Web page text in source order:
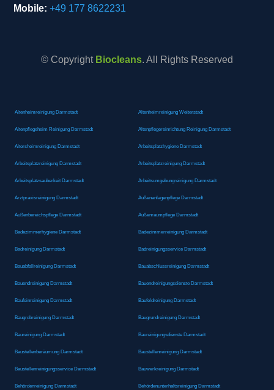
Mobile: +49 177 8622231
© Copyright Biocleans. All Rights Reserved
Altenheimreinigung Darmstadt Altenheimreinigung Weiterstadt
Altenpflegeheim Reinigung Darmstadt Altenpflegereinrichtung Reinigung Darmstadt
Altersheimreinigung Darmstadt Arbeitsplatzhygiene Darmstadt
Arbeitsplatzreinigung Darmstadt Arbeitsplatzreinigung Darmstadt
Arbeitsplatzsauberkeit Darmstadt Arbeitsumgebungreinigung Darmstadt
Arztpraxisreinigung Darmstadt Außenanlagenpflege Darmstadt
Außenbereichspflege Darmstadt Außenraumpflege Darmstadt
Badezimmerhygiene Darmstadt Badezimmerreinigung Darmstadt
Badreinigung Darmstadt Badreinigungsservice Darmstadt
Bauabfallreinigung Darmstadt Bauabschlussreinigung Darmstadt
Bauendreinigung Darmstadt Bauendreinigungsdienste Darmstadt
Baufeinreinigung Darmstadt Baufeldreinigung Darmstadt
Baugrobreinigung Darmstadt Baugrundreinigung Darmstadt
Baureinigung Darmstadt Baureinigungsdienste Darmstadt
Baustellenberäumung Darmstadt Baustellenreinigung Darmstadt
Baustellenreinigungsservice Darmstadt Bauwerkreinigung Darmstadt
Behördenreinigung Darmstadt Behördenunterhaltsreinigung Darmstadt